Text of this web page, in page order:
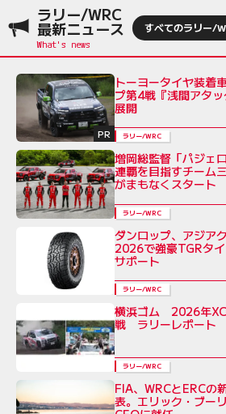
ラリー/WRC
最新ニュース すべてのラリー/
PR
トーヨータイヤ装着
プ第4戦『浅間アタ
展開
ラリー/WRC
増岡総監督「パジェ
連覇を目指すチーム
がまもなくスタート
ラリー/WRC
ダンロップ、アジア
2026で強豪TGRタ
サポート
ラリー/WRC
横浜ゴム 2026年
戦 ラリーレポート
ラリー/WRC
FIA、WRCとERCの
表。エリック・ブー